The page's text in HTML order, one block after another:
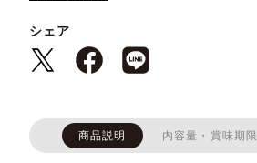
シェア
商品説明 内容量・賞味期限